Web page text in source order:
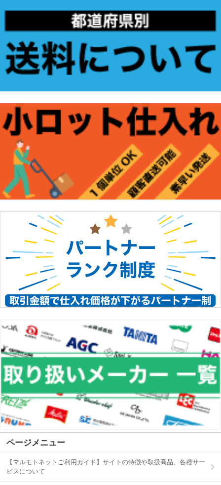
ページメニュー
【マルモトネットご利用ガイド】サイトの特徴や取扱商品、各種サー
ビスについて